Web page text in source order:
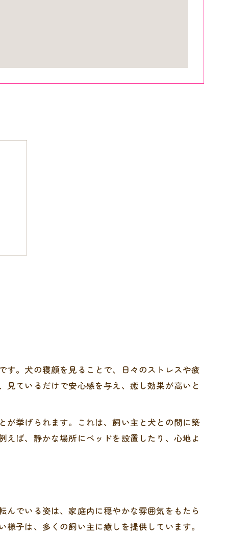
性
す。犬の寝顔を見ることで、日々のストレスや疲
ているだけで安心感を与え、癒し効果が高いと
が挙げられます。これは、飼い主と犬との間に築
ば、静かな場所にベッドを設置したり、心地よ
でいる姿は、家庭内に穏やかな雰囲気をもたら
子は、多くの飼い主に癒しを提供しています。